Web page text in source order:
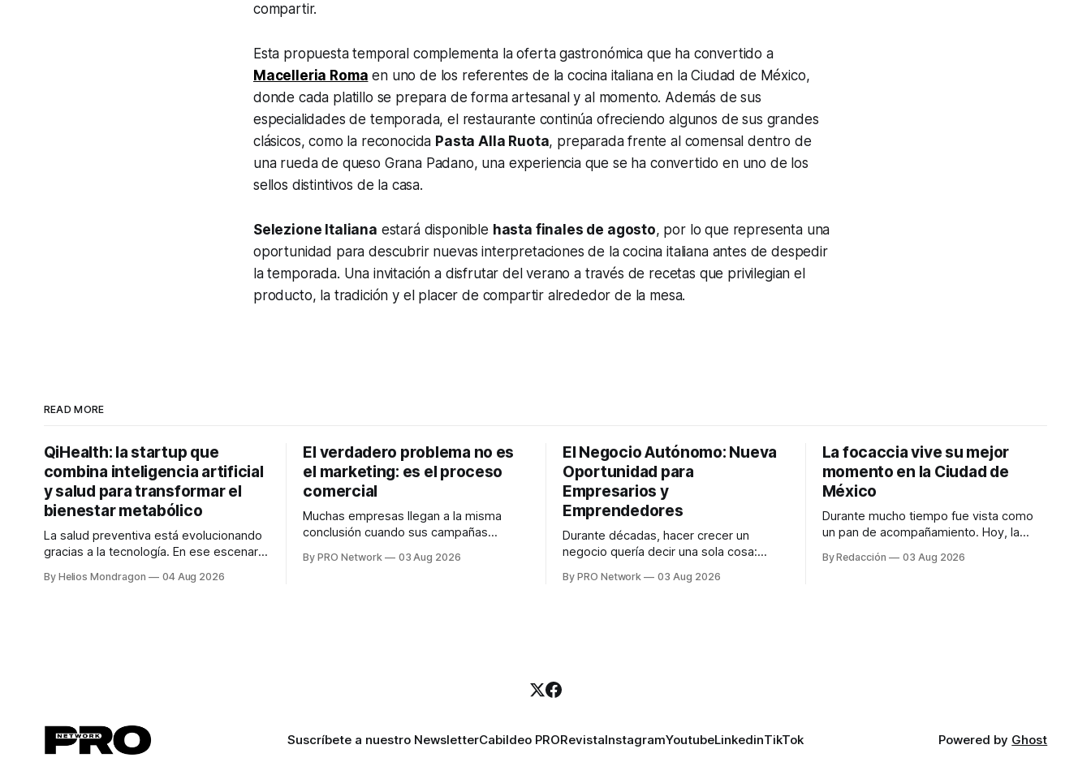
compartir.
Esta propuesta temporal complementa la oferta gastronómica que ha convertido a
Macelleria Roma en uno de los referentes de la cocina italiana en la Ciudad de México,
donde cada platillo se prepara de forma artesanal y al momento. Además de sus
especialidades de temporada, el restaurante continúa ofreciendo algunos de sus grandes
clásicos, como la reconocida Pasta Alla Ruota, preparada frente al comensal dentro de
una rueda de queso Grana Padano, una experiencia que se ha convertido en uno de los
sellos distintivos de la casa.
Selezione Italiana estará disponible hasta finales de agosto, por lo que representa una
oportunidad para descubrir nuevas interpretaciones de la cocina italiana antes de despedir
la temporada. Una invitación a disfrutar del verano a través de recetas que privilegian el
producto, la tradición y el placer de compartir alrededor de la mesa.
READ MORE
QiHealth: la startup que
combina inteligencia artificial
y salud para transformar el
bienestar metabólico
La salud preventiva está evolucionando
gracias a la tecnología. En ese escenario
desarrolla un ecosistema digital capaz
By Helios Mondragon 04 Aug 2026
El verdadero problema no es
el marketing: es el proceso
comercial
Muchas empresas llegan a la misma
conclusión cuando sus campañas
marketing no funciona". Sin embargo,
By PRO Network 03 Aug 2026
El Negocio Autónomo: Nueva
Oportunidad para
Empresarios y
Emprendedores
Durante décadas, hacer crecer un
negocio quería decir una sola cosa:
anuncios, un especialista en marketing
By PRO Network 03 Aug 2026
La focaccia vive su mejor
momento en la Ciudad de
México
Durante mucho tiempo fue vista como
un pan de acompañamiento. Hoy, la
platillos favoritos de quienes buscan
By Redacción 03 Aug 2026
Suscríbete a nuestro NewsletterCabildeo PRORevistaInstagramYoutubeLinkedinTikTok Powered by Ghost